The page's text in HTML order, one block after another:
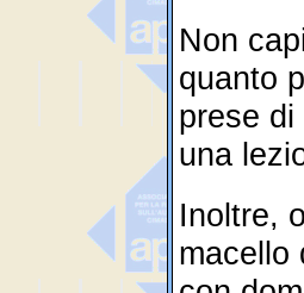
Non
quanto
prese
una
Inoltre,
macello